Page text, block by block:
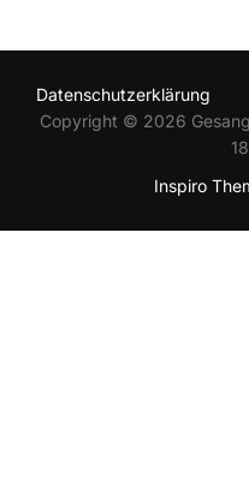
Datenschutzerklärung
Copyright © 2026
Inspiro